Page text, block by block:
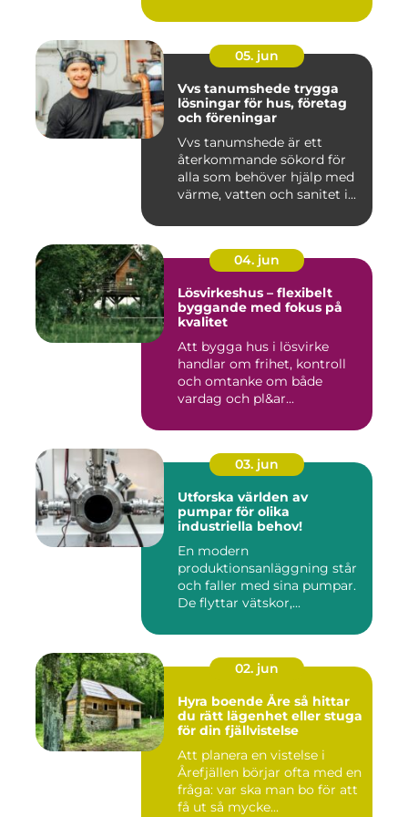
05. jun
Vvs tanumshede trygga
lösningar för hus, företag
och föreningar
Vvs tanumshede är ett
återkommande sökord för
alla som behöver hjälp med
värme, vatten och sanitet i...
04. jun
Lösvirkeshus – flexibelt
byggande med fokus på
kvalitet
Att bygga hus i lösvirke
handlar om frihet, kontroll
och omtanke om både
vardag och pl&ar...
03. jun
Utforska världen av
pumpar för olika
industriella behov!
En modern
produktionsanläggning står
och faller med sina pumpar.
De flyttar vätskor,...
02. jun
Hyra boende Åre så hittar
du rätt lägenhet eller stuga
för din fjällvistelse
Att planera en vistelse i
Årefjällen börjar ofta med en
fråga: var ska man bo för att
få ut så mycke...